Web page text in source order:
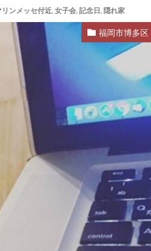
リンメッセ付近, 女子会, 記念日, 隠れ家
福岡市博多区